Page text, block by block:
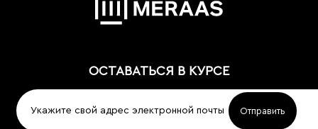
ОСТАВАТЬСЯ В КУРСЕ